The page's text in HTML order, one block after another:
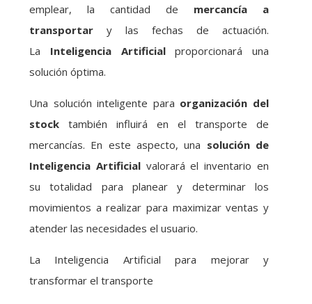
emplear, la cantidad de mercancía a
transportar y las fechas de actuación.
La Inteligencia Artificialproporcionará una
solución óptima.
Una solución inteligente para organización del
stock también influirá en el transporte de
mercancías. En este aspecto, una solución de
Inteligencia Artificialvalorará el inventario en
su totalidad para planear y determinar los
movimientos a realizar para maximizar ventas y
atender las necesidades el usuario.
La Inteligencia Artificial para mejorar y
transformar el transporte